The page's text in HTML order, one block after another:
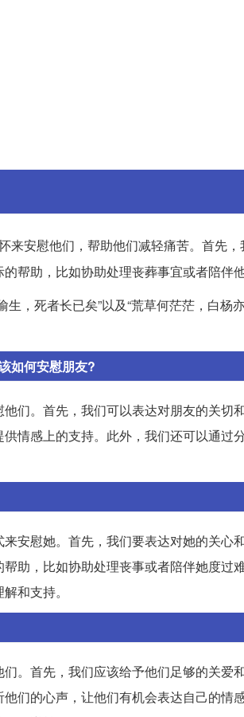
来安慰他们，帮助他们减轻痛苦。首先
帮助，比如协助处理丧葬事宜或者陪伴
，死者长已矣”以及“荒草何茫茫，白杨
如何安慰朋友?
们。首先，我们可以表达对朋友的关切
情感上的支持。此外，我们还可以通过
安慰她。首先，我们要表达对她的关心
助，比如协助处理丧事或者陪伴她度过
和支持。
。首先，我们应该给予他们足够的关爱
们的心声，让他们有机会表达自己的情